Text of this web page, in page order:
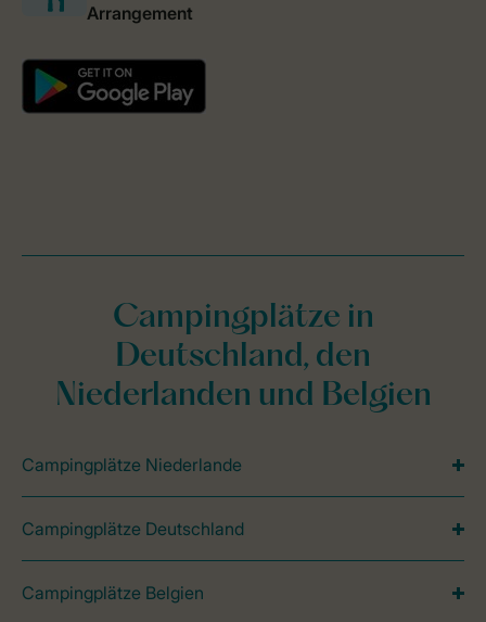
Campingplätze in
Deutschland, den
Niederlanden und Belgien
Campingplätze Niederlande
Campingplätze Deutschland
Campingplätze Belgien